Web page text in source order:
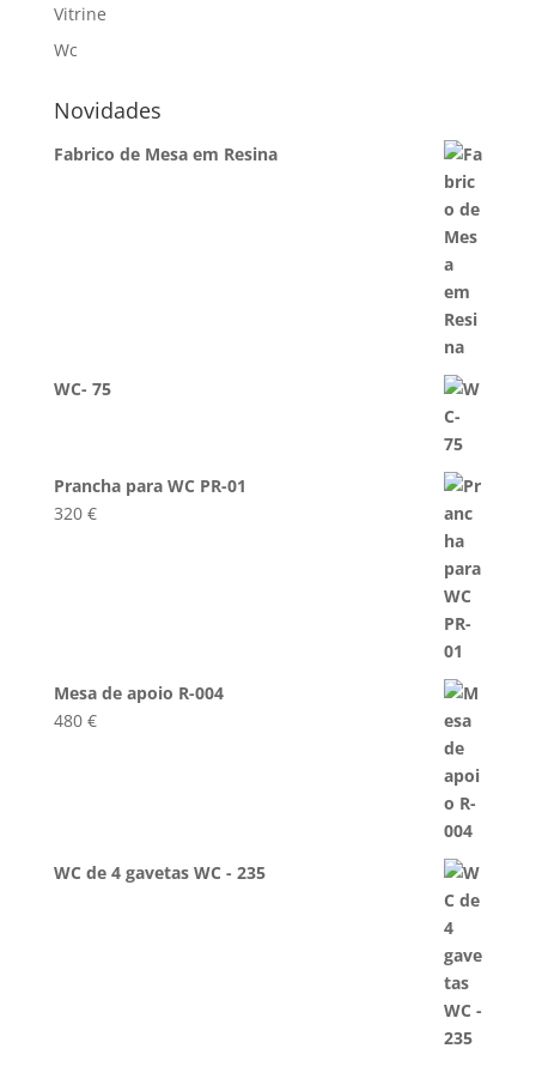
Vitrine
Wc
Novidades
Fabrico de Mesa em Resina
WC- 75
Prancha para WC PR-01
320 €
Mesa de apoio R-004
480 €
WC de 4 gavetas WC - 235